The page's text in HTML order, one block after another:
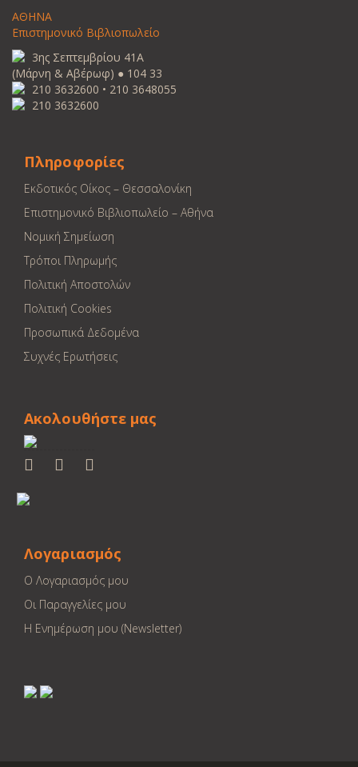
ΑΘΗΝΑ
Επιστημονικό Βιβλιοπωλείο
3ης Σεπτεμβρίου 41Α
(Μάρνη & Αβέρωφ) ● 104 33
210 3632600 • 210 3648055
210 3632600
Πληροφορίες
Εκδοτικός Οίκος – Θεσσαλονίκη
Επιστημονικό Βιβλιοπωλείο – Αθήνα
Νομική Σημείωση
Τρόποι Πληρωμής
Πολιτική Αποστολών
Πολιτική Cookies
Προσωπικά Δεδομένα
Συχνές Ερωτήσεις
Ακολουθήστε μας
Λογαριασμός
Ο Λογαριασμός μου
Οι Παραγγελίες μου
Η Ενημέρωση μου (Newsletter)